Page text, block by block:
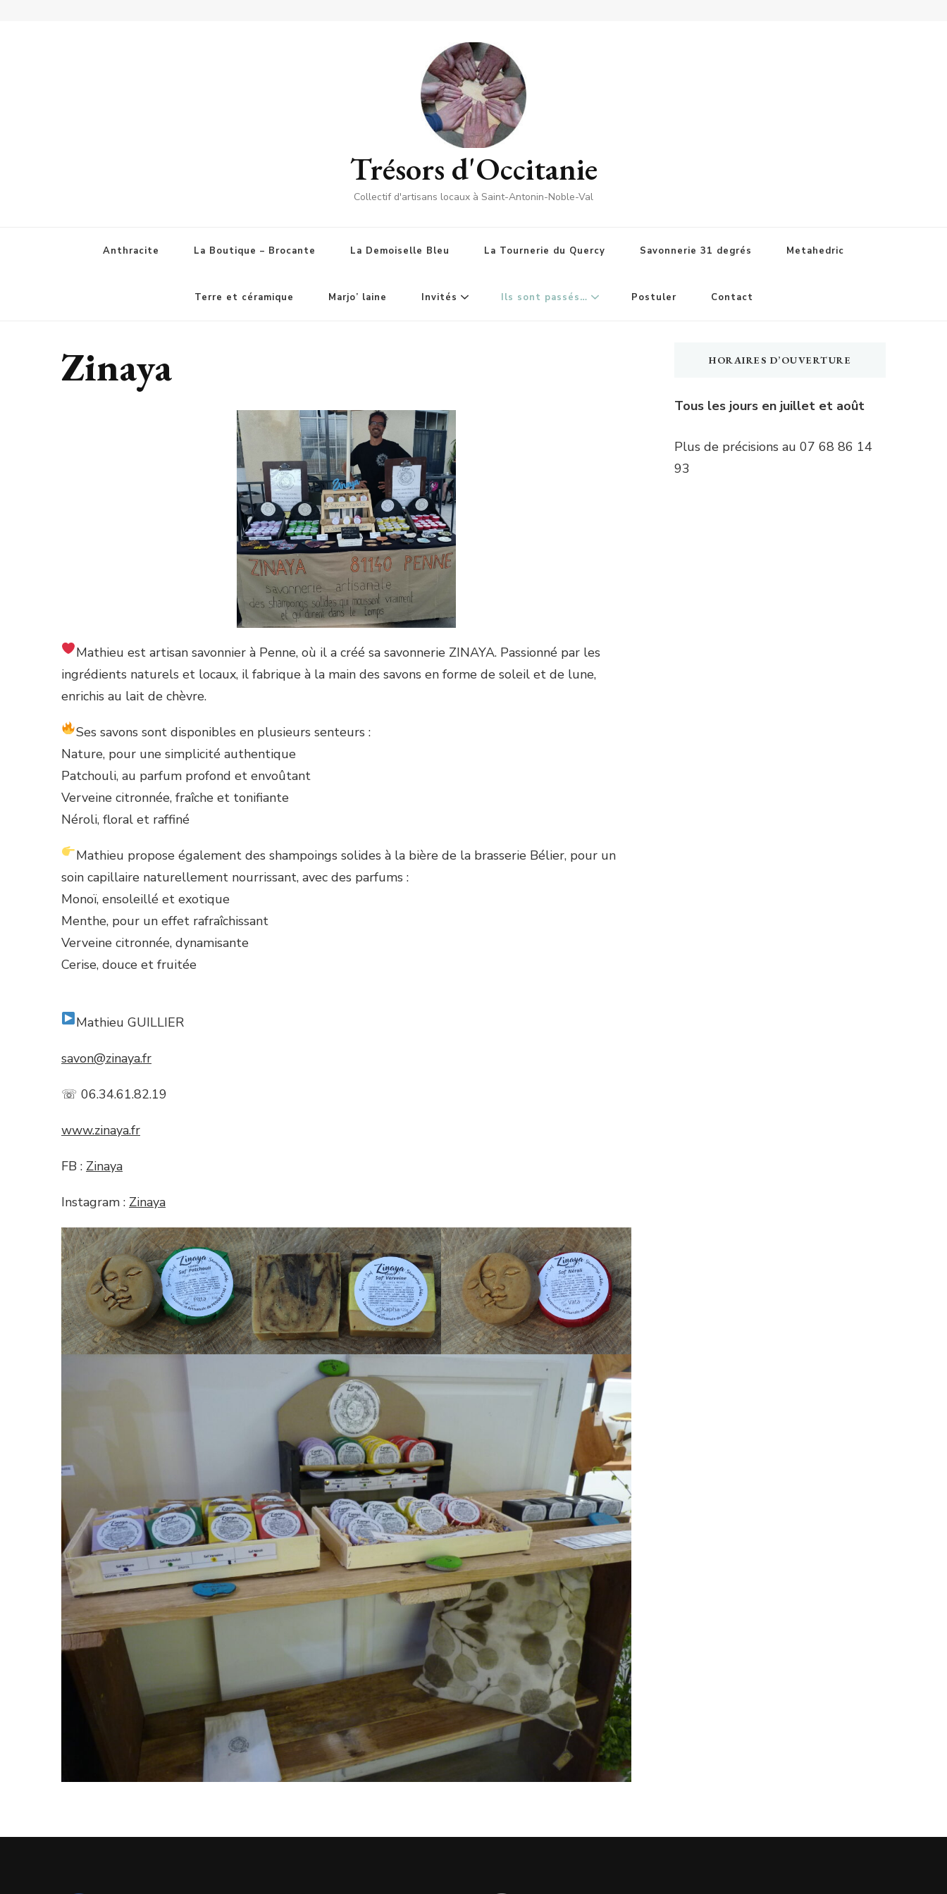
Trésors d'Occitanie
Collectif d'artisans locaux à Saint-Antonin-Noble-Val
Anthracite La Boutique – Brocante La Demoiselle Bleu La Tournerie du Quercy Savonnerie 31 degrés Metahedric
Terre et céramique Marjo’ laine Invités Ils sont passés… Postuler Contact
Zinaya
Mathieu est artisan savonnier à Penne, où il a créé sa savonnerie ZINAYA. Passionné par les
ingrédients naturels et locaux, il fabrique à la main des savons en forme de soleil et de lune,
enrichis au lait de chèvre.
Ses savons sont disponibles en plusieurs senteurs :
Nature, pour une simplicité authentique
Patchouli, au parfum profond et envoûtant
Verveine citronnée, fraîche et tonifiante
Néroli, floral et raffiné
Mathieu propose également des shampoings solides à la bière de la brasserie Bélier, pour un
soin capillaire naturellement nourrissant, avec des parfums :
Monoï, ensoleillé et exotique
Menthe, pour un effet rafraîchissant
Verveine citronnée, dynamisante
Cerise, douce et fruitée
Mathieu GUILLIER
savon@zinaya.fr
☏ 06.34.61.82.19
www.zinaya.fr
FB : Zinaya
Instagram : Zinaya
HORAIRES D’OUVERTURE
Tous les jours en juillet et août
Plus de précisions au 07 68 86 14
93